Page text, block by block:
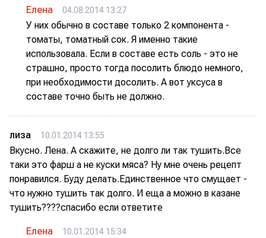
Елена 04.08.2014 13:27
У них обычно в составе только 2 компонента -
томаты, томатный сок. Я именно такие
использовала. Если в составе есть соль - это не
страшно, просто тогда посолить блюдо немного,
при необходимости досолить. А вот уксуса в
составе точно быть не должно.
лиза 10.01.2014 13:55
Вкусно. Лена. А скажите, не долго ли так тушить.Все
таки это фарш а не куски мяса? Ну мне очень рецепт
понравился. Буду делать.Единственное что смущает -
что нужно тушить так долго. И еща а можно в казане
тушить????спасибо если ответите
Елена 10.01.2014 15:34